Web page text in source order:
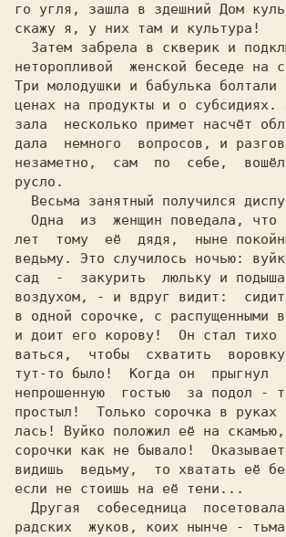
го угля, зашла в здешний Дом
скажу я, у них там и культура!
неторопливой  женской беседе на
Три молодушки и бабулька болтали
ценах на продукты и о субсидиях.
зала  несколько примет насчёт
дала  немного  вопросов, и
незаметно,  сам  по  себе,
русло.
лет  тому  её  дядя,  ныне
ведьму. Это случилось ночью:
сад  -  закурить  люльку и
воздухом, - и вдруг видит:  сидит
в одной сорочке, с распущенными
и доит его корову!  Он стал тихо
ваться,  чтобы  схватить
тут-то было!  Когда он  прыгнул
непрошенную  гостью  за подол -
простыл!  Только сорочка в
лась! Вуйко положил её на
сорочки как не бывало!
видишь  ведьму,  то хватать её
если не стоишь на её тени...
радских  жуков, коих нынче -